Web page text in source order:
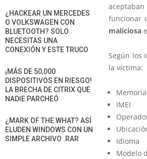
funcionar
maliciosa
Según los
la víctima:
IMEI
Idioma
Modelo
¿HACKEAR UN MERCEDES
O VOLKSWAGEN CON
BLUETOOTH? SOLO
NECESITAS UNA
CONEXIÓN Y ESTE TRUCO
¡MÁS DE 50,000
DISPOSITIVOS EN RIESGO!
LA BRECHA DE CITRIX QUE
NADIE PARCHEÓ
¿MARK OF THE WHAT? ASÍ
ELUDEN WINDOWS CON UN
SIMPLE ARCHIVO .RAR